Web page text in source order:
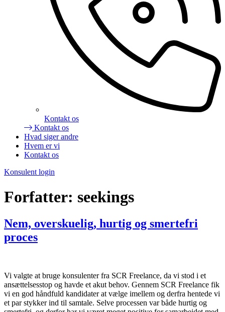
Kontakt os
Kontakt os
Hvad siger andre
Hvem er vi
Kontakt os
Konsulent login
Forfatter: seekings
Nem, overskuelig, hurtig og smertefri
proces
Vi valgte at bruge konsulenter fra SCR Freelance, da vi stod i et
ansættelsesstop og havde et akut behov. Gennem SCR Freelance fik
vi en god håndfuld kandidater at vælge imellem og derfra hentede vi
et par stykker ind til samtale. Selve processen var både hurtig og